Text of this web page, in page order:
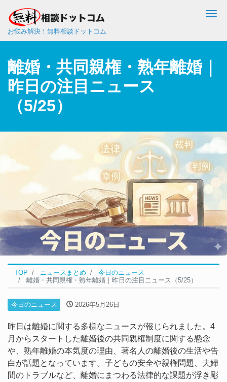
お悩み解決！無料相談ドットコム
離婚・共同親権・熟年離婚｜
昨日の注目ニュース
（5/25）
TOP ニュースまとめ
今日のニュース
離婚・共同親権・熟年離婚｜昨日の注目ニュース（5/25）
今日のニュース 2026年5月26日
昨日は離婚に関する多様なニュースが報じられました。4
月からスタートした離婚後の共同親権制度に関する懸念
や、熟年離婚の本気度の理由、著名人の離婚後の生活や告
白が話題となっています。子どもの安全や親権問題、夫婦
間のトラブルなど、離婚にまつわる法律的な課題が浮き彫